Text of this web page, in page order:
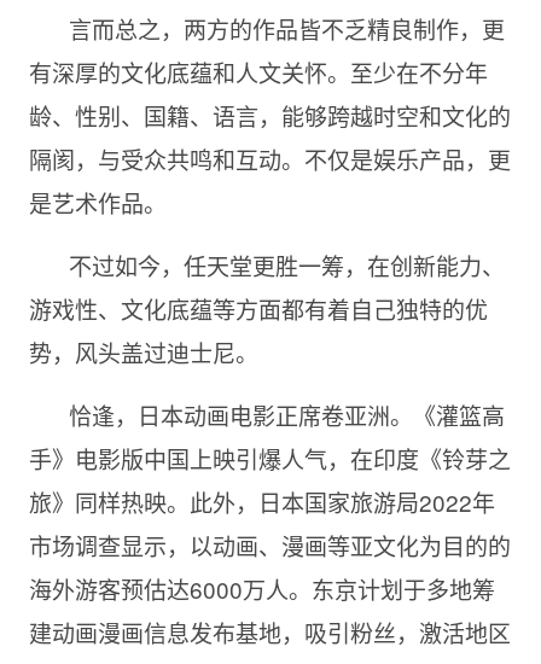
言而总之，两方的作品皆不乏精良制作，更
有深厚的文化底蕴和人文关怀。至少在不分年
龄、性别、国籍、语言，能够跨越时空和文化的
隔阂，与受众共鸣和互动。不仅是娱乐产品，更
是艺术作品。
不过如今，任天堂更胜一筹，在创新能力、
游戏性、文化底蕴等方面都有着自己独特的优
势，风头盖过迪士尼。
恰逢，日本动画电影正席卷亚洲。《灌篮高
手》电影版中国上映引爆人气，在印度《铃芽之
旅》同样热映。此外，日本国家旅游局2022年
市场调查显示，以动画、漫画等亚文化为目的的
海外游客预估达6000万人。东京计划于多地筹
建动画漫画信息发布基地，吸引粉丝，激活地区